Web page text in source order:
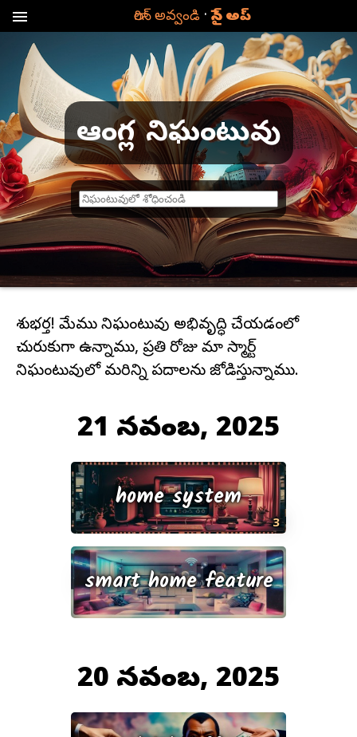
menu లాగిన్ అవ్వండి ·సైన్ అప్
ఆంగ్ల నిఘంటువు
ప
దం
క
న
బ
లే
శుభవార్త! మేము నిఘంటువు అభివృద్ధి చేయడంలో
చురుకుగా ఉన్నాము, ప్రతి రోజు మా స్మార్ట్
నిఘంటువులో మరిన్ని పదాలను జోడిస్తున్నాము.
21 నవంబర్, 2025
3
home system
smart home feature
20 నవంబర్, 2025